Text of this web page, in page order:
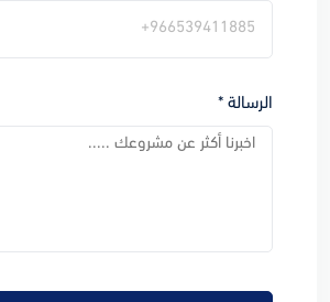
الرسالة *